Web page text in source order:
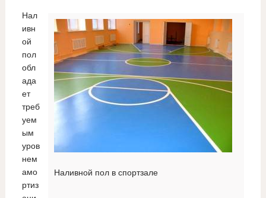
Наливной пол в спортзале
Нал
ивн
ой
пол
обл
ада
ет
треб
уем
ым
уров
нем
амо
ртиз